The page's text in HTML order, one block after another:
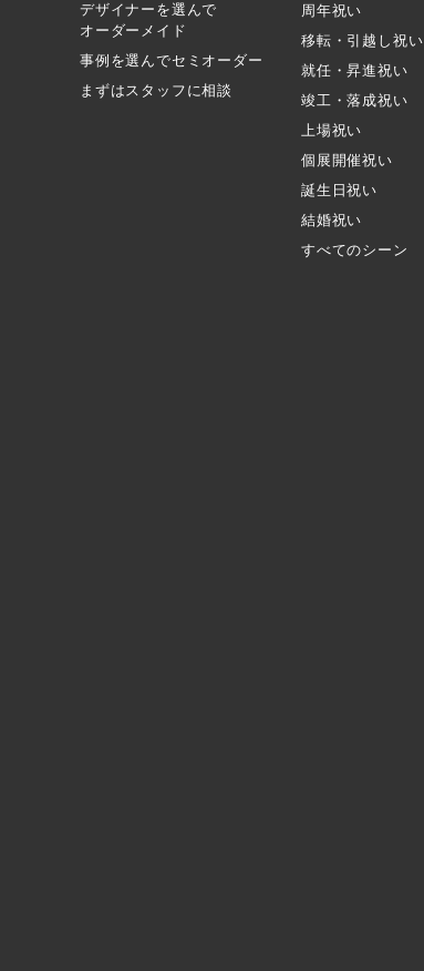
デザイナーを選んで
オーダーメイド
事例を選んでセミオーダー
まずはスタッフに相談
周年祝い
移転・引越し祝い
就任・昇進祝い
竣工・落成祝い
上場祝い
個展開催祝い
誕生日祝い
結婚祝い
すべてのシーン